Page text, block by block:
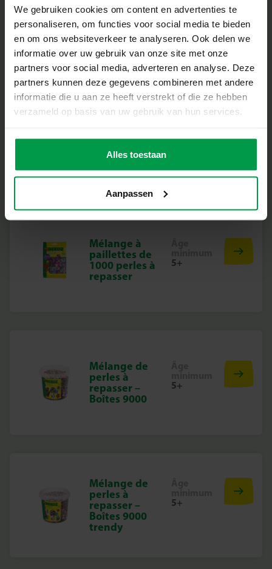
We gebruiken cookies om content en advertenties te
personaliseren, om functies voor social media te bieden
en om ons websiteverkeer te analyseren. Ook delen we
informatie over uw gebruik van onze site met onze
partners voor social media, adverteren en analyse. Deze
partners kunnen deze gegevens combineren met andere
informatie die u aan ze heeft verstrekt of die ze hebben
verzameld op basis van uw gebruik van hun services.
Alles toestaan
Aanpassen
Perles à
repasser
(ensemble de
figurines)
6+
Harry Potter –
repasser
mélange de
couleurs
Âge
Mélange à
paillettes de
1000 perles à
repasser
5+
Mélange de
perles à
repasser –
Boîtes 9000
5+
Mélange de
perles à
repasser –
Boîtes 9000
trendy
5+